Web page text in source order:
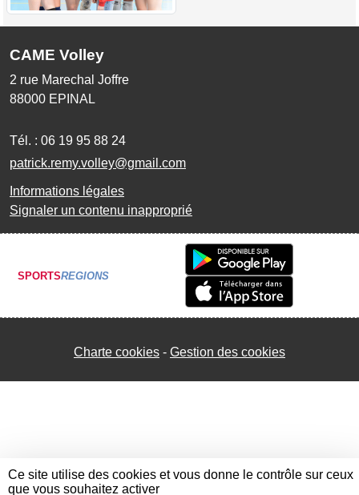
CAME Volley
2 rue Marechal Joffre
88000 EPINAL
Tél. : 06 19 95 88 24
patrick.remy.volley@gmail.com
Informations légales
Signaler un contenu inapproprié
SPORTSREGIONS
Charte cookies Gestion des cookies
Ce site utilise des cookies et vous donne le contrôle sur ceux
que vous souhaitez activer